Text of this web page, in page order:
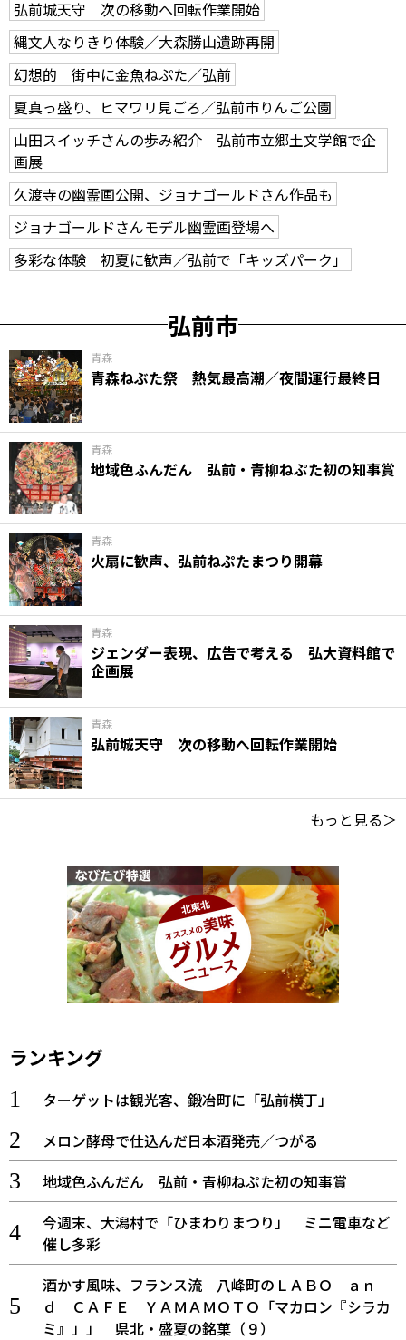
弘前城天守 次の移動へ回転作業開始
縄文人なりきり体験／大森勝山遺跡再開
幻想的 街中に金魚ねぷた／弘前
夏真っ盛り、ヒマワリ見ごろ／弘前市りんご公園
山田スイッチさんの歩み紹介 弘前市立郷土文学館で企
画展
久渡寺の幽霊画公開、ジョナゴールドさん作品も
ジョナゴールドさんモデル幽霊画登場へ
多彩な体験 初夏に歓声／弘前で「キッズパーク」
弘前市
青森
青森ねぶた祭 熱気最高潮／夜間運行最終日
青森
地域色ふんだん 弘前・青柳ねぷた初の知事賞
青森
火扇に歓声、弘前ねぷたまつり開幕
青森
ジェンダー表現、広告で考える 弘大資料館で
企画展
青森
弘前城天守 次の移動へ回転作業開始
もっと見る＞
ランキング
ターゲットは観光客、鍛冶町に「弘前横丁」
メロン酵母で仕込んだ日本酒発売／つがる
地域色ふんだん 弘前・青柳ねぷた初の知事賞
今週末、大潟村で「ひまわりまつり」 ミニ電車など
催し多彩
酒かす風味、フランス流 八峰町のＬＡＢＯ ａｎ
ｄ ＣＡＦＥ ＹＡＭＡＭＯＴＯ「マカロン『シラカ
ミ』」」 県北・盛夏の銘菓（９）